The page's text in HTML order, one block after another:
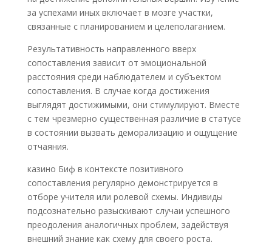
за успехами иных включает в мозге участки,
связанные с планированием и целеполаганием.
Результативность направленного вверх
сопоставления зависит от эмоциональной
расстояния среди наблюдателем и субъектом
сопоставления. В случае когда достижения
выглядят достижимыми, они стимулируют. Вместе
с тем чрезмерно существенная различие в статусе
в состоянии вызвать деморализацию и ощущение
отчаяния.
казино Биф в контексте позитивного
сопоставления регулярно демонстрируется в
отборе учителя или ролевой схемы. Индивиды
подсознательно разыскивают случаи успешного
преодоления аналогичных проблем, задействуя
внешний знание как схему для своего роста.